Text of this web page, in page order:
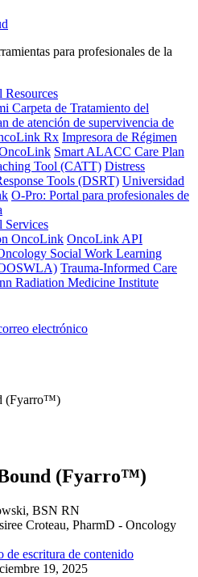
para profesionales de la
Resources
Carpeta de Tratamiento del
de atención de supervivencia de
Rx Impresora de Régimen
Smart ALACC Care Plan
Tool (CATT) Distress
Tools (DSRT) Universidad
O-Pro: Portal para profesionales de
Services
OncoLink OncoLink API
Social Work Learning
Trauma-Informed Care
Radiation Medicine Institute
electrónico
(Fyarro™)
(Fyarro™)
BSN RN
Croteau, PharmD - Oncology
de escritura de contenido
19, 2025